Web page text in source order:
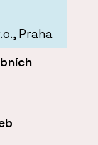
Praha